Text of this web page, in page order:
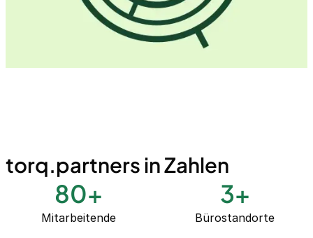
torq.partners in Zahlen
80+
Mitarbeitende
3+
Bürostandorte